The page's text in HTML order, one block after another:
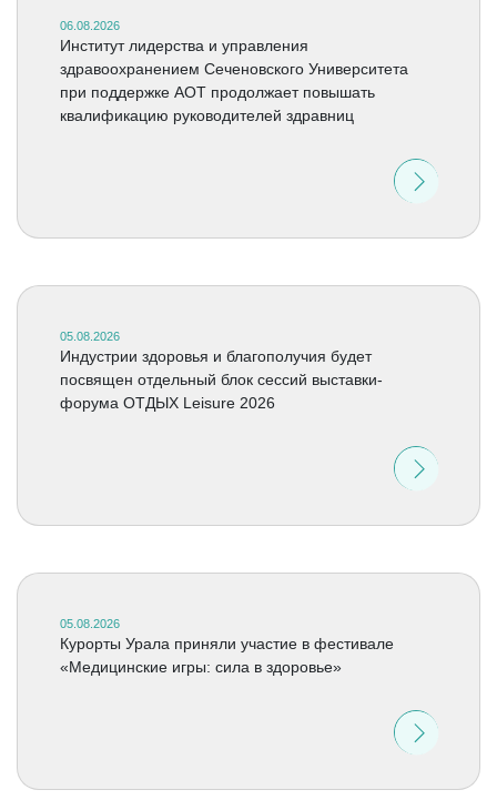
06.08.2026
Институт лидерства и управления
здравоохранением Сеченовского Университета
при поддержке АОТ продолжает повышать
квалификацию руководителей здравниц
05.08.2026
Индустрии здоровья и благополучия будет
посвящен отдельный блок сессий выставки-
форума ОТДЫХ Leisure 2026
05.08.2026
Курорты Урала приняли участие в фестивале
«Медицинские игры: сила в здоровье»